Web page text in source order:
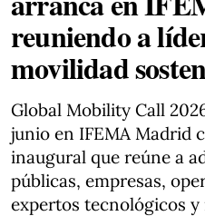
reuniendo a
movilidad
Global Mobility Call
junio en IFEMA Madrid
inaugural que reúne a
públicas, empresas,
expertos tecnológicos